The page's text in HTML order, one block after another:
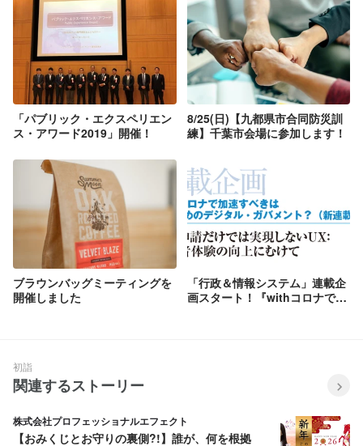
「パブリック・エクスペリエン
ス・アワード2019」開催！
8/25(日)【九都県市合同防災訓
練】千葉市会場に参加します！
ブラウンバッグミーティングを
開催しました
「行政＆情報システム」連載企
画スタート！『withコロナで加
初詣
関連するストーリー
株式会社プロフェッショナルエフェクト
【おみくじとお守りの裏側?!】誰が、何を根拠